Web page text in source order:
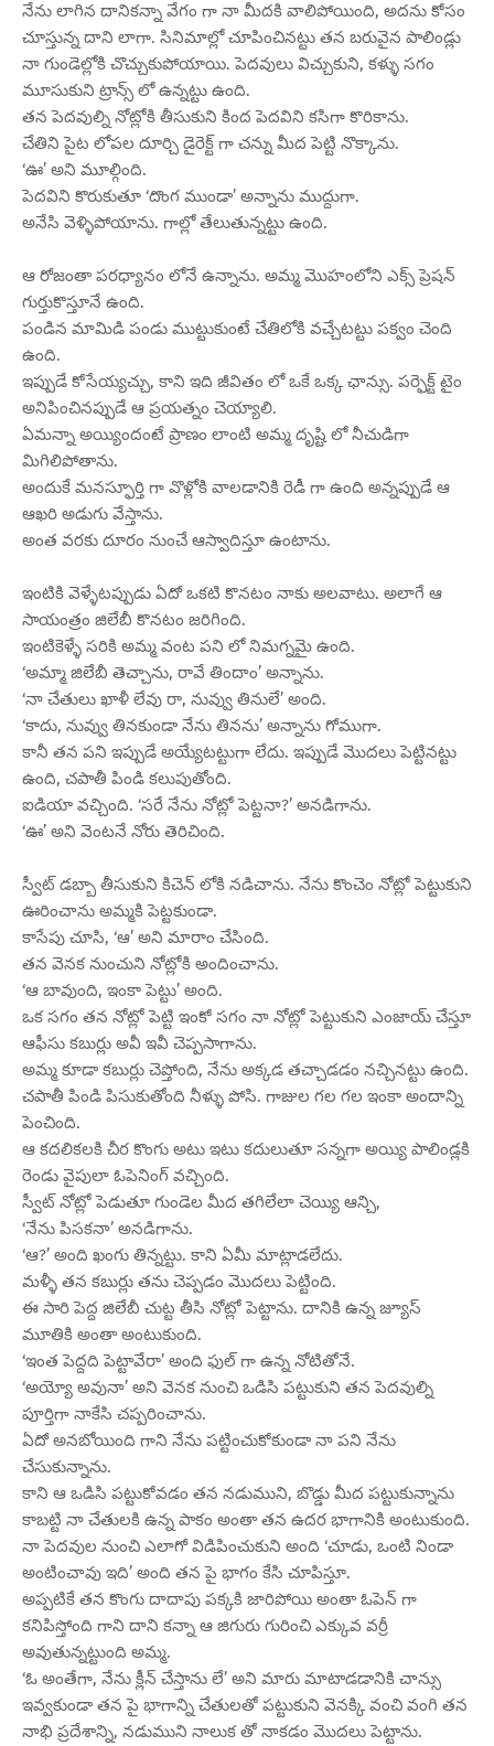
నేను లాగిన దానికన్నా వేగం గా నా మీదకి వాలిపోయింది, అదను కోసం
చూస్తున్న దాని లాగా. సినిమాల్లో చూపించినట్టు తన బరువైన పాలిండ్లు
నా గుండెల్లోకి చొచ్చుకుపోయాయి. పెదవులు విచ్చుకుని, కళ్ళు సగం
మూసుకుని ట్రాన్స్ లో ఉన్నట్టు ఉంది.
తన పెదవుల్ని నోట్లోకి తీసుకుని కింద పెదవిని కసిగా కొరికాను.
చేతిని పైట లోపల దూర్చి డైరెక్ట్ గా చన్ను మీద పెట్టి నొక్కాను.
‘ఊ’ అని మూల్గింది.
పెదవిని కొరుకుతూ ‘దొంగ ముండా’ అన్నాను ముద్దుగా.
అనేసి వెళ్ళిపోయాను. గాల్లో తేలుతున్నట్టు ఉంది.
ఆ రోజంతా పరధ్యానం లోనే ఉన్నాను. అమ్మ మొహంలోని ఎక్స్ ప్రెషన్
గుర్తుకొస్తూనే ఉంది.
పండిన మామిడి పండు ముట్టుకుంటే చేతిలోకి వచ్చేటట్టు పక్వం చెంది
ఉంది.
ఇప్పుడే కోసేయ్యచ్చు, కాని ఇది జీవితం లో ఒకే ఒక్క ఛాన్సు. పర్ఫెక్ట్ టైం
అనిపించినప్పుడే ఆ ప్రయత్నం చెయ్యాలి.
ఏమన్నా అయ్యిందంటే ప్రాణం లాంటి అమ్మ దృష్టి లో నీచుడిగా
మిగిలిపోతాను.
అందుకే మనస్ఫూర్తి గా వొళ్లోకి వాలడానికి రెడీ గా ఉంది అన్నప్పుడే ఆ
ఆఖరి అడుగు వేస్తాను.
అంత వరకు దూరం నుంచే ఆస్వాదిస్తూ ఉంటాను.
ఇంటికి వెళ్ళేటప్పుడు ఏదో ఒకటి కొనటం నాకు అలవాటు. అలాగే ఆ
సాయంత్రం జిలేబీ కొనటం జరిగింది.
ఇంటికెళ్ళే సరికి అమ్మ వంట పని లో నిమగ్నమై ఉంది.
‘అమ్మా జిలేబీ తెచ్చాను, రావే తిందాం’ అన్నాను.
‘నా చేతులు ఖాళీ లేవు రా, నువ్వు తినులే’ అంది.
‘కాదు, నువ్వు తినకుండా నేను తినను’ అన్నాను గోముగా.
కానీ తన పని ఇప్పుడే అయ్యేటట్టుగా లేదు. ఇప్పుడే మొదలు పెట్టినట్టు
ఉంది, చపాతీ పిండి కలుపుతోంది.
ఐడియా వచ్చింది. ‘సరే నేను నోట్లో పెట్టనా?’ అనడిగాను.
‘ఊ’ అని వెంటనే నోరు తెరిచింది.
స్వీట్ డబ్బా తీసుకుని కిచెన్ లోకి నడిచాను. నేను కొంచెం నోట్లో పెట్టుకుని
ఊరించాను అమ్మకి పెట్టకుండా.
కాసేపు చూసి, ‘ఆ’ అని మారాం చేసింది.
తన వెనక నుంచుని నోట్లోకి అందించాను.
‘ఆ బావుంది, ఇంకా పెట్టు’ అంది.
ఒక సగం తన నోట్లో పెట్టి ఇంకో సగం నా నోట్లో పెట్టుకుని ఎంజాయ్ చేస్తూ
ఆఫీసు కబుర్లు అవీ ఇవీ చెప్పసాగాను.
అమ్మ కూడా కబుర్లు చెప్తోంది, నేను అక్కడ తచ్చాడడం నచ్చినట్టు ఉంది.
చపాతీ పిండి పిసుకుతోంది నీళ్ళు పోసి. గాజుల గల గల ఇంకా అందాన్ని
పెంచింది.
ఆ కదలికలకి చీర కొంగు అటు ఇటు కదులుతూ సన్నగా అయ్యి పాలిండ్లకి
రెండు వైపులా ఓపెనింగ్ వచ్చింది.
స్వీట్ నోట్లో పెడుతూ గుండెల మీద తగిలేలా చెయ్యి ఆన్చి,
‘నేను పిసకనా’ అనడిగాను.
‘ఆ?’ అంది ఖంగు తిన్నట్టు. కాని ఏమీ మాట్లాడలేదు.
మళ్ళీ తన కబుర్లు తను చెప్పడం మొదలు పెట్టింది.
ఈ సారి పెద్ద జిలేబీ చుట్ట తీసి నోట్లో పెట్టాను. దానికి ఉన్న జ్యూస్
మూతికి అంతా అంటుకుంది.
‘ఇంత పెద్దది పెట్టావేరా’ అంది ఫుల్ గా ఉన్న నోటితోనే.
‘అయ్యో అవునా’ అని వెనక నుంచి ఒడిసి పట్టుకుని తన పెదవుల్ని
పూర్తిగా నాకేసి చప్పరించాను.
ఏదో అనబోయింది గాని నేను పట్టించుకోకుండా నా పని నేను
చేసుకున్నాను.
కాని ఆ ఒడిసి పట్టుకోవడం తన నడుముని, బొడ్డు మీద పట్టుకున్నాను
కాబట్టి నా చేతులకి ఉన్న పాకం అంతా తన ఉదర భాగానికి అంటుకుంది.
నా పెదవుల నుంచి ఎలాగో విడిపించుకుని అంది ‘చూడు, ఒంటి నిండా
అంటించావు ఇది’ అంది తన పై భాగం కేసి చూపిస్తూ.
అప్పటికే తన కొంగు దాదాపు పక్కకి జారిపోయి అంతా ఓపెన్ గా
కనిపిస్తోంది గాని దాని కన్నా ఆ జిగురు గురించి ఎక్కువ వర్రీ
అవుతున్నట్టుంది అమ్మ.
‘ఓ అంతేగా, నేను క్లీన్ చేస్తాను లే’ అని మారు మాటాడడానికి చాన్సు
ఇవ్వకుండా తన పై భాగాన్ని చేతులతో పట్టుకుని వెనక్కి వంచి వంగి తన
నాభి ప్రదేశాన్ని, నడుముని నాలుక తో నాకడం మొదలు పెట్టాను.